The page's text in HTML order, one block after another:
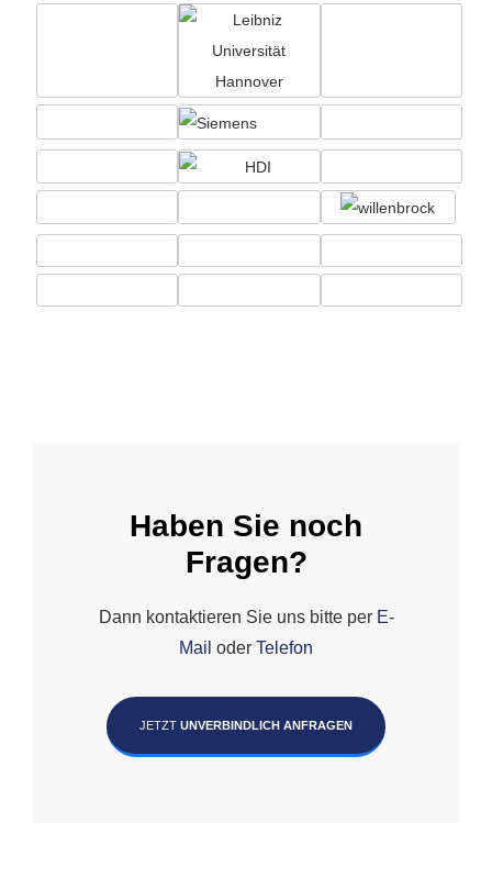
Haben Sie noch
Fragen?
Dann kontaktieren Sie uns bitte per E-
Mail oder Telefon
JETZT UNVERBINDLICH ANFRAGEN